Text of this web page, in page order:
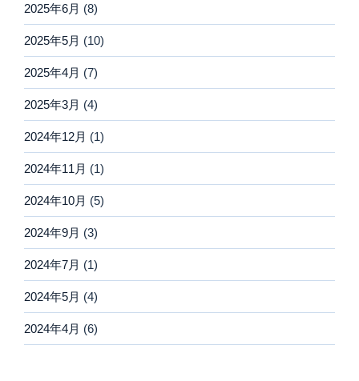
2025年6月 (8)
2025年5月 (10)
2025年4月 (7)
2025年3月 (4)
2024年12月 (1)
2024年11月 (1)
2024年10月 (5)
2024年9月 (3)
2024年7月 (1)
2024年5月 (4)
2024年4月 (6)